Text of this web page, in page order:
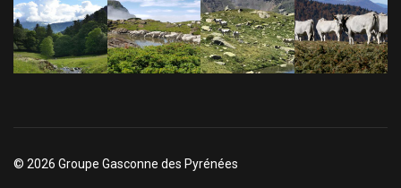
© 2026 Groupe Gasconne des Pyrénées